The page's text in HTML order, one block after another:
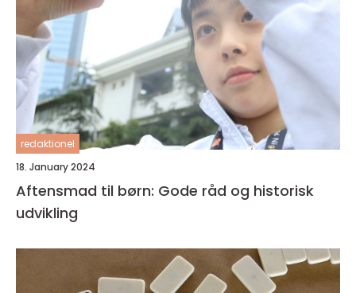
redaktionel
18. January 2024
Aftensmad til børn: Gode råd og historisk
udvikling